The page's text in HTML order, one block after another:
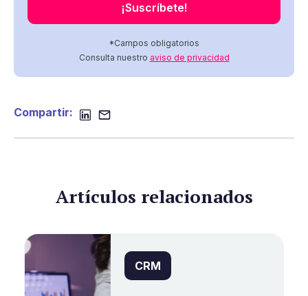
*Campos obligatorios
Consulta nuestro aviso de privacidad
Compartir:
Artículos relacionados
CRM